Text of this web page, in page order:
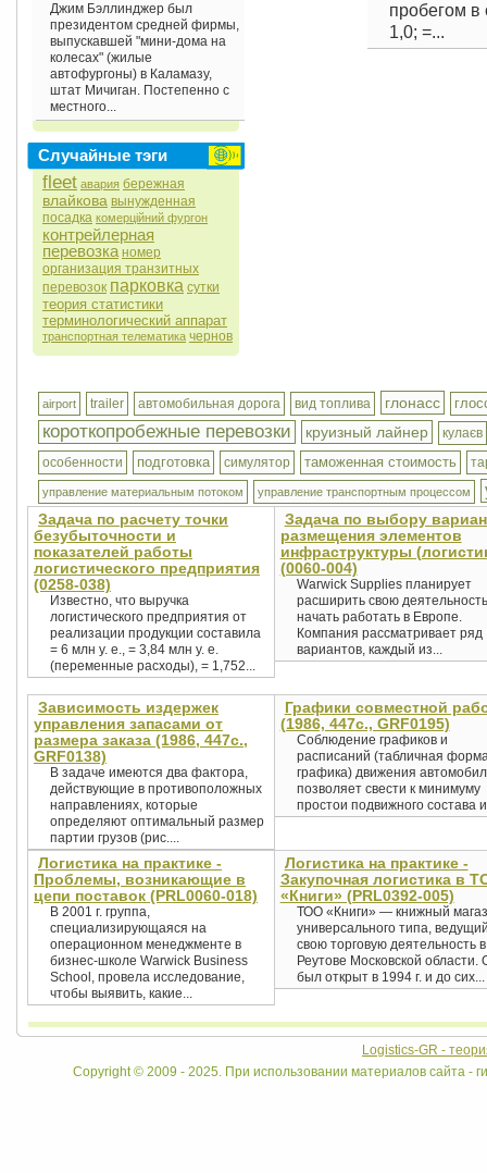
Джим Бэллинджер был
президентом средней фирмы,
выпускавшей "мини-дома на
колесах" (жилые
автофургоны) в Каламазу,
штат Мичиган. Постепенно с
местного...
Случайные тэги
fleet авария бережная
влайкова вынужденная
посадка комерційний фургон
контрейлерная
перевозка номер
организация транзитных
перевозок парковка сутки
теория статистики
терминологический аппарат
транспортная телематика чернов
пробегом в
1,0; =...
airport trailer автомобильная дорога вид топлива глонасс
короткопробежные перевозки круизный лайнер
кулаєв
особенности
подготовка симулятор таможенная стоимость
управление материальным потоком управление транспортным процессом
Задача по расчету точки
безубыточности и
показателей работы
логистического предприятия
(0258-038)
Известно, что выручка
логистического предприятия от
реализации продукции составила
= 6 млн у. е., = 3,84 млн у. е.
(переменные расходы), = 1,752...
Задача по выбору
размещения элементов
инфраструктуры
(0060-004)
Warwick Supplies планирует
расширить свою
начать работать в Европе.
Компания рассматривает ряд
вариантов, каждый из...
Зависимость издержек
управления запасами от
размера заказа (1986, 447с.,
GRF0138)
В задаче имеются два фактора,
действующие в противоположных
направлениях, которые
определяют оптимальный размер
партии грузов (рис....
Графики совместной
(1986, 447с., GRF0195)
Соблюдение графиков и
расписаний (табличная
графика) движения
позволяет свести к минимуму
простои подвижного состава
Логистика на практике -
Проблемы, возникающие в
цепи поставок (PRL0060-018)
В 2001 г. группа,
специализирующаяся на
операционном менеджменте в
бизнес-школе Warwick Business
School, провела исследование,
чтобы выявить, какие...
Логистика на практике -
Закупочная логистика в
«Книги» (PRL0392-005)
ТОО «Книги» — книжный
универсального типа,
свою торговую деятельность в
Реутове Московской области.
был открыт в 1994 г. и до сих...
Logistics-GR -
Copyright © 2009 - 2025. При использовании материалов сайта -